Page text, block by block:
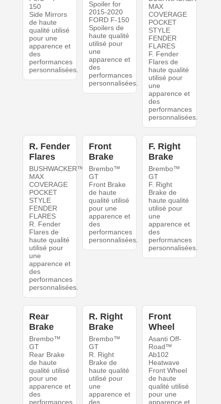
150
Side Mirrors
de haute
qualité utilisé
pour une
apparence et
des
performances
personnalisées.
Spoiler for
2015-2020
FORD F-150
Spoilers de
haute qualité
utilisé pour
une
apparence et
des
performances
personnalisées.
MAX
COVERAGE
POCKET
STYLE
FENDER
FLARES
F. Fender
Flares de
haute qualité
utilisé pour
une
apparence et
des
performances
personnalisées.
R. Fender
Flares
BUSHWACKER™
MAX
COVERAGE
POCKET
STYLE
FENDER
FLARES
R. Fender
Flares de
haute qualité
utilisé pour
une
apparence et
des
performances
personnalisées.
Front
Brake
Brembo™
GT
Front Brake
de haute
qualité utilisé
pour une
apparence et
des
performances
personnalisées.
F. Right
Brake
Brembo™
GT
F. Right
Brake de
haute qualité
utilisé pour
une
apparence et
des
performances
personnalisées.
Rear
Brake
Brembo™
GT
Rear Brake
de haute
qualité utilisé
pour une
apparence et
des
performances
R. Right
Brake
Brembo™
GT
R. Right
Brake de
haute qualité
utilisé pour
une
apparence et
des
Front
Wheel
Asanti Off-
Road™
Ab102
Heatwave
Front Wheel
de haute
qualité utilisé
pour une
apparence et